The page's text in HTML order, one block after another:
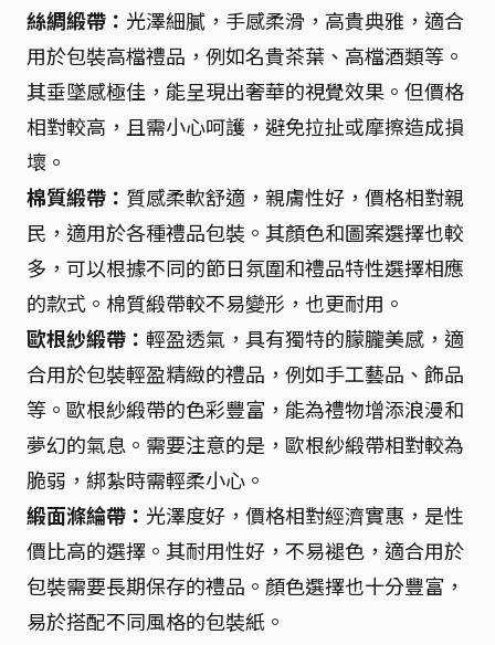
絲綢緞帶： 光澤細膩，手感柔滑，高貴典雅，適合
用於包裝高檔禮品，例如名貴茶葉、高檔酒類等。
其垂墜感極佳，能呈現出奢華的視覺效果。但價格
相對較高，且需小心呵護，避免拉扯或摩擦造成損
壞。
棉質緞帶： 質感柔軟舒適，親膚性好，價格相對親
民，適用於各種禮品包裝。其顏色和圖案選擇也較
多，可以根據不同的節日氛圍和禮品特性選擇相應
的款式。棉質緞帶較不易變形，也更耐用。
歐根紗緞帶： 輕盈透氣，具有獨特的朦朧美感，適
合用於包裝輕盈精緻的禮品，例如手工藝品、飾品
等。歐根紗緞帶的色彩豐富，能為禮物增添浪漫和
夢幻的氣息。需要注意的是，歐根紗緞帶相對較為
脆弱，綁紮時需輕柔小心。
緞面滌綸帶： 光澤度好，價格相對經濟實惠，是性
價比高的選擇。其耐用性好，不易褪色，適合用於
包裝需要長期保存的禮品。顏色選擇也十分豐富，
易於搭配不同風格的包裝紙。